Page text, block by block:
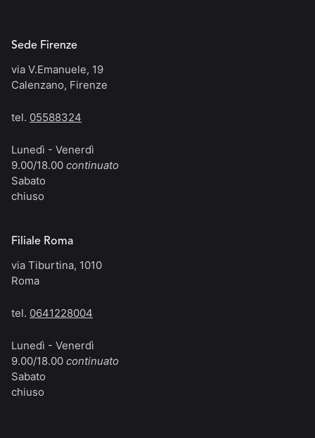
Sede Firenze
via V.Emanuele, 19
Calenzano, Firenze
tel. 05588324
Lunedì - Venerdì
9.00/18.00 continuato
Sabato
chiuso
Filiale Roma
via Tiburtina, 1010
Roma
tel. 0641228004
Lunedì - Venerdì
9.00/18.00 continuato
Sabato
chiuso